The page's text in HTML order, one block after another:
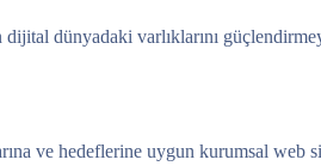
dünyadaki varlıklarını
ve hedeflerine uygun kurumsal web